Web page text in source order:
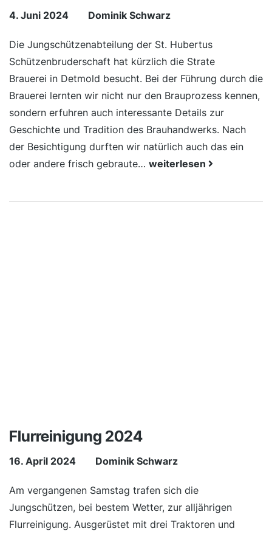
4. Juni 2024 Dominik Schwarz
Die Jungschützenabteilung der St. Hubertus
Schützenbruderschaft hat kürzlich die Strate
Brauerei in Detmold besucht. Bei der Führung durch die
Brauerei lernten wir nicht nur den Brauprozess kennen,
sondern erfuhren auch interessante Details zur
Geschichte und Tradition des Brauhandwerks. Nach
der Besichtigung durften wir natürlich auch das ein
oder andere frisch gebraute… weiterlesen
Flurreinigung 2024
16. April 2024 Dominik Schwarz
Am vergangenen Samstag trafen sich die
Jungschützen, bei bestem Wetter, zur alljährigen
Flurreinigung. Ausgerüstet mit drei Traktoren und